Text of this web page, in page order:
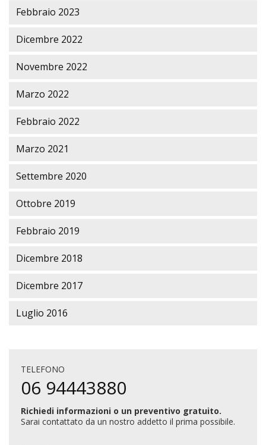
Febbraio 2023
Dicembre 2022
Novembre 2022
Marzo 2022
Febbraio 2022
Marzo 2021
Settembre 2020
Ottobre 2019
Febbraio 2019
Dicembre 2018
Dicembre 2017
Luglio 2016
TELEFONO
06 94443880
Richiedi informazioni o un preventivo gratuito.
Sarai contattato da un nostro addetto il prima possibile.